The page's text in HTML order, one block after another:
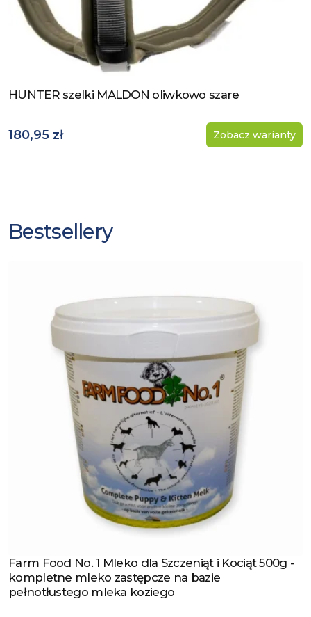
Zobacz produkt
HUNTER szelki MALDON oliwkowo szare
180,95 zł Zobacz warianty
Bestsellery
Zobacz produkt
Farm Food No. 1 Mleko dla Szczeniąt i Kociąt 500g -
kompletne mleko zastępcze na bazie
pełnotłustego mleka koziego